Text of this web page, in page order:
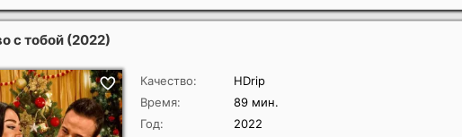
с тобой (2022)
Качество:
HDrip
Время:
89 мин.
Год:
2022